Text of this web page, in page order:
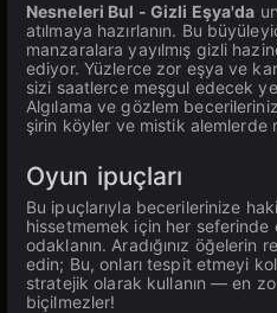
Nesneleri Bul - Gizli Eşya'da
atılmaya hazırlanın. Bu
manzaralara yayılmış gizli
ediyor. Yüzlerce zor eşya ve
sizi saatlerce meşgul edecek
Algılama ve gözlem
şirin köyler ve mistik alemlerde
Oyun ipuçları
Bu ipuçlarıyla becerilerinize
hissetmemek için her seferinde
odaklanın. Aradığınız
edin; Bu, onları tespit etmeyi
stratejik olarak kullanın — en
biçilmezler!